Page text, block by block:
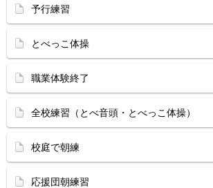
予行練習
とべっこ体操
職業体験終了
全校練習（とべ音頭・とべっこ体操）
校庭で朝練
応援団朝練習